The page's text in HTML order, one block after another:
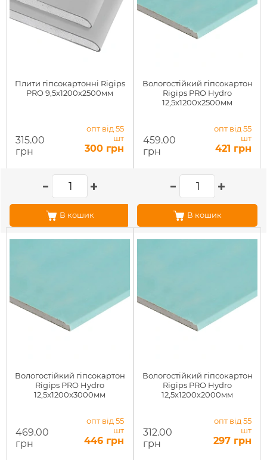
Плити гіпсокартонні Rigips
PRO 9,5x1200x2500мм
315.00
грн
опт від 55
шт
300 грн
В кошик
Вологостійкий гіпсокартон
Rigips PRO Hydro
12,5x1200x2500мм
459.00
грн
опт від 55
шт
421 грн
В кошик
Вологостійкий гіпсокартон
Rigips PRO Hydro
12,5x1200x3000мм
469.00
грн
опт від 55
шт
446 грн
Вологостійкий гіпсокартон
Rigips PRO Hydro
12,5x1200x2000мм
312.00
грн
опт від 55
шт
297 грн